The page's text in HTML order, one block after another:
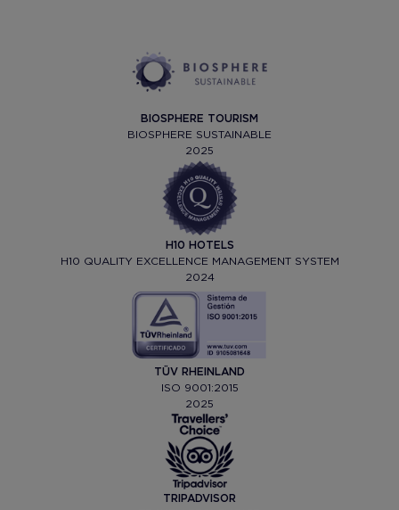
BIOSPHERE TOURISM
BIOSPHERE SUSTAINABLE
2025
H10 HOTELS
H10 QUALITY EXCELLENCE MANAGEMENT SYSTEM
2024
TÜV RHEINLAND
ISO 9001:2015
2025
TRIPADVISOR